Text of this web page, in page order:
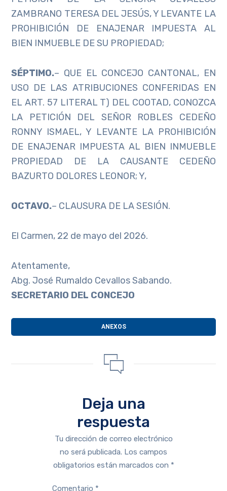
ZAMBRANO TERESA DEL JESÚS, Y LEVANTE LA
PROHIBICIÓN DE ENAJENAR IMPUESTA AL
BIEN INMUEBLE DE SU PROPIEDAD;
SÉPTIMO.– QUE EL CONCEJO CANTONAL, EN
USO DE LAS ATRIBUCIONES CONFERIDAS EN
EL ART. 57 LITERAL T) DEL COOTAD, CONOZCA
LA PETICIÓN DEL SEÑOR ROBLES CEDEÑO
RONNY ISMAEL, Y LEVANTE LA PROHIBICIÓN
DE ENAJENAR IMPUESTA AL BIEN INMUEBLE
PROPIEDAD DE LA CAUSANTE CEDEÑO
BAZURTO DOLORES LEONOR; Y,
OCTAVO.– CLAUSURA DE LA SESIÓN.
El Carmen, 22 de mayo del 2026.
Atentamente,
Abg. José Rumaldo Cevallos Sabando.
SECRETARIO DEL CONCEJO
ANEXOS
Deja una
respuesta
Tu dirección de correo electrónico
no será publicada. Los campos
obligatorios están marcados con *
Comentario *